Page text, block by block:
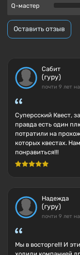
Q-мастер
Оставить отзыв
Сабит
(гуру)
почти 9 лет
Суперсский Квест,
правда есть один
потратили на
которых квестах.
понравиться!!!
Надежда
(гуру)
почти 9 лет
Мы в восторге!!! И